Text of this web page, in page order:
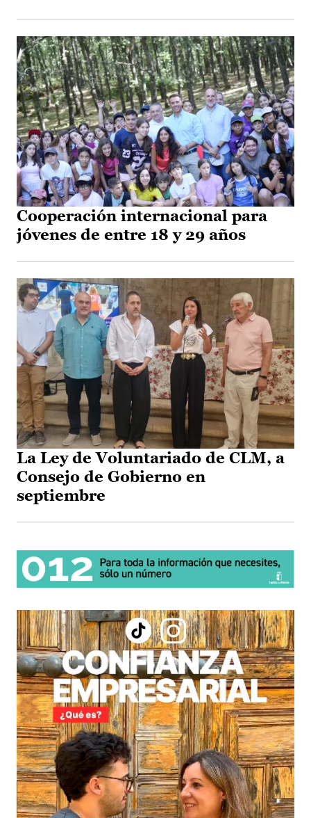
Cooperación internacional para
jóvenes de entre 18 y 29 años
La Ley de Voluntariado de CLM, a
Consejo de Gobierno en
septiembre